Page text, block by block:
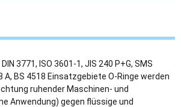
3771, ISO 3601-1, JIS 240 P+G, SMS
A, BS 4518 Einsatzgebiete O-Ringe werden
ruhender Maschinen- und
Anwendung) gegen flüssige und